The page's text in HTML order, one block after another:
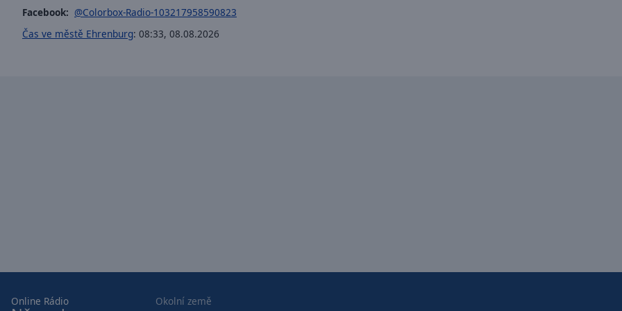
Background
Facebook: @Colorbox-Radio-103217958590823
Čas ve městě Ehrenburg: 08:33, 08.08.2026
Online Rádio Okolní země